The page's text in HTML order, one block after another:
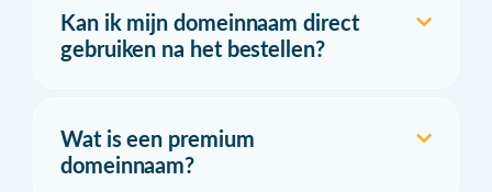
Kan ik mijn domeinnaam direct
gebruiken na het bestellen?
Wat is een premium
domeinnaam?